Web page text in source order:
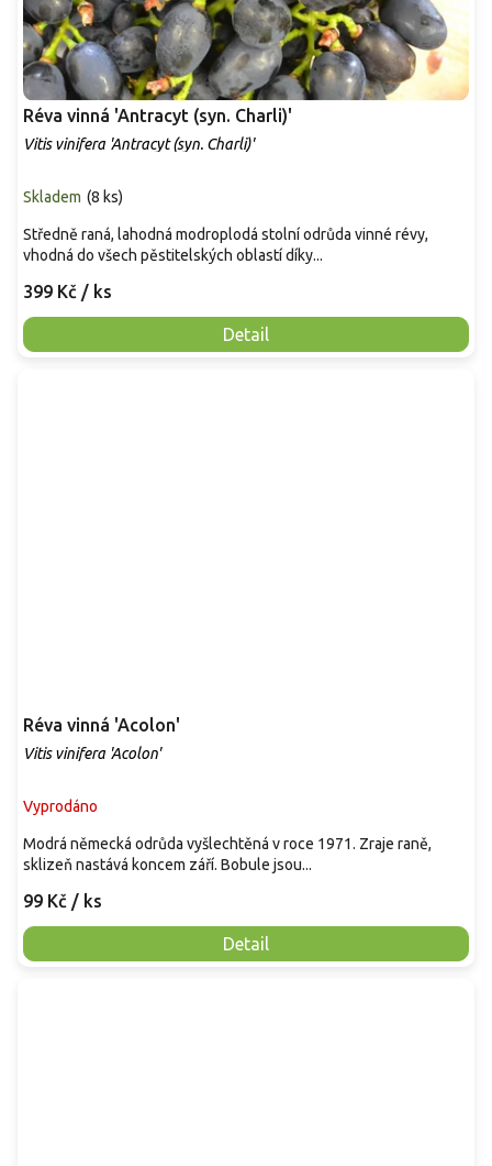
Réva vinná 'Antracyt (syn. Charli)'
Vitis vinifera 'Antracyt (syn. Charli)'
Skladem (8 ks)
399 Kč / ks
Detail
Středně raná, lahodná modroplodá stolní odrůda vinné révy,
vhodná do všech pěstitelských oblastí díky...
Réva vinná 'Acolon'
Vitis vinifera 'Acolon'
Vyprodáno
99 Kč / ks
Detail
Modrá německá odrůda vyšlechtěná v roce 1971. Zraje raně,
sklizeň nastává koncem září. Bobule jsou...